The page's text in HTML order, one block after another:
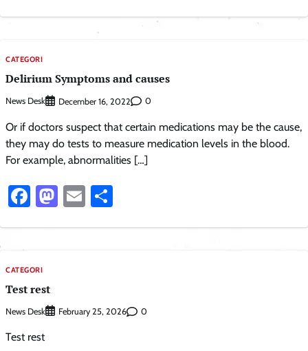
CATEGORI
Delirium Symptoms and causes
News Desk December 16, 2022 0
Or if doctors suspect that certain medications may be the cause,
they may do tests to measure medication levels in the blood.
For example, abnormalities […]
Facebook
Mastodon
Email
CATEGORI
Test rest
News Desk February 25, 2026 0
Test rest